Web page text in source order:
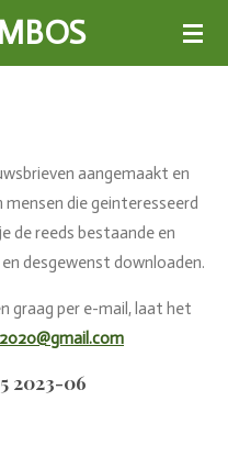
aangemaakt en
die geinteresseerd
de reeds bestaande en
desgewenst downloaden.
graag per e-mail, laat het
2023-06